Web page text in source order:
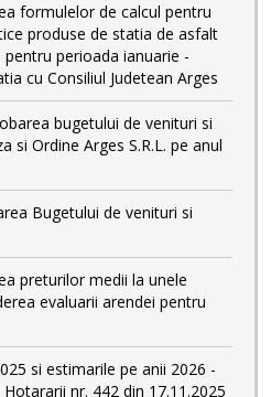
formulelor de calcul pentru
produse de statia de asfalt
perioada ianuarie -
cu Consiliul Judetean Arges
bugetului de venituri si
si Ordine Arges S.R.L. pe anul
Bugetului de venituri si
preturilor medii la unele
evaluarii arendei pentru
si estimarile pe anii 2026 -
nr. 442 din 17.11.2025